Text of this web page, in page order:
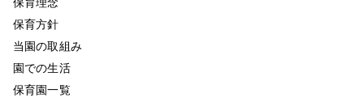
保育方針
当園の取組み
園での生活
保育園一覧